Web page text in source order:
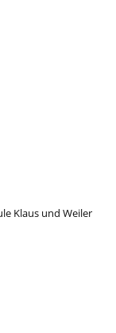
Klaus und Weiler